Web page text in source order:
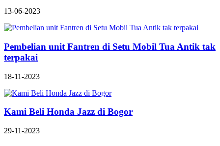
13-06-2023
Pembelian unit Fantren di Setu Mobil Tua Antik tak
terpakai
18-11-2023
Kami Beli Honda Jazz di Bogor
29-11-2023